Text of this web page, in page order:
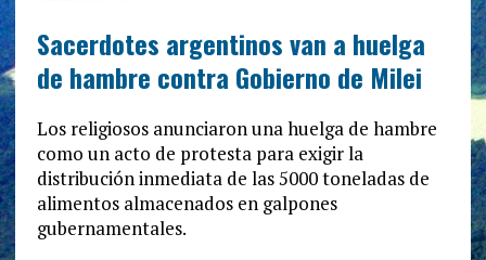
Sacerdotes argentinos van a huelga
de hambre contra Gobierno de Milei
Los religiosos anunciaron una huelga de hambre
como un acto de protesta para exigir la
distribución inmediata de las 5000 toneladas de
alimentos almacenados en galpones
gubernamentales.